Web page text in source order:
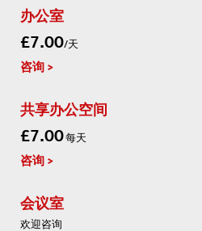
办公室
£7.00/天
咨询
共享办公空间
£7.00每天
咨询
会议室
欢迎咨询